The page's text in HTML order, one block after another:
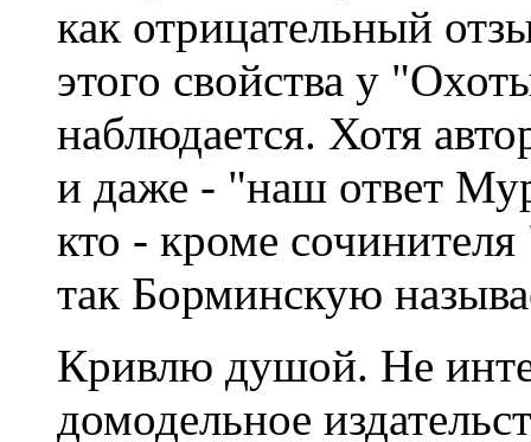
как отрицательный
этого свойства у
наблюдается. Хотя
и даже - "наш ответ
кто - кроме
так Борминскую
Кривлю душой. Не
домодельное